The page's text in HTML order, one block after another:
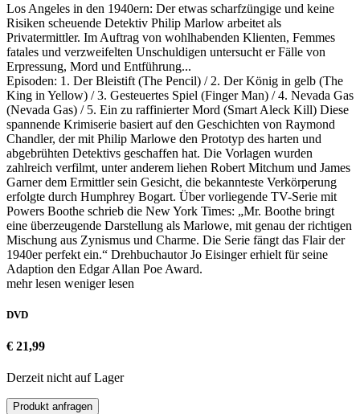
Los Angeles in den 1940ern: Der etwas scharfzüngige und keine
Risiken scheuende Detektiv Philip Marlow arbeitet als
Privatermittler. Im Auftrag von wohlhabenden Klienten, Femmes
fatales und verzweifelten Unschuldigen untersucht er Fälle von
Erpressung, Mord und Entführung...
Episoden: 1. Der Bleistift (The Pencil) / 2. Der König in gelb (The
King in Yellow) / 3. Gesteuertes Spiel (Finger Man) / 4. Nevada Gas
(Nevada Gas) / 5. Ein zu raffinierter Mord (Smart Aleck Kill) Diese
spannende Krimiserie basiert auf den Geschichten von Raymond
Chandler, der mit Philip Marlowe den Prototyp des harten und
abgebrühten Detektivs geschaffen hat. Die Vorlagen wurden
zahlreich verfilmt, unter anderem liehen Robert Mitchum und James
Garner dem Ermittler sein Gesicht, die bekannteste Verkörperung
erfolgte durch Humphrey Bogart. Über vorliegende TV-Serie mit
Powers Boothe schrieb die New York Times: „Mr. Boothe bringt
eine überzeugende Darstellung als Marlowe, mit genau der richtigen
Mischung aus Zynismus und Charme. Die Serie fängt das Flair der
1940er perfekt ein.“ Drehbuchautor Jo Eisinger erhielt für seine
Adaption den Edgar Allan Poe Award.
mehr lesen weniger lesen
DVD
€ 21,99
Derzeit nicht auf Lager
Produkt anfragen